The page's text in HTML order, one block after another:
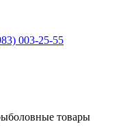
003-25-55
товары